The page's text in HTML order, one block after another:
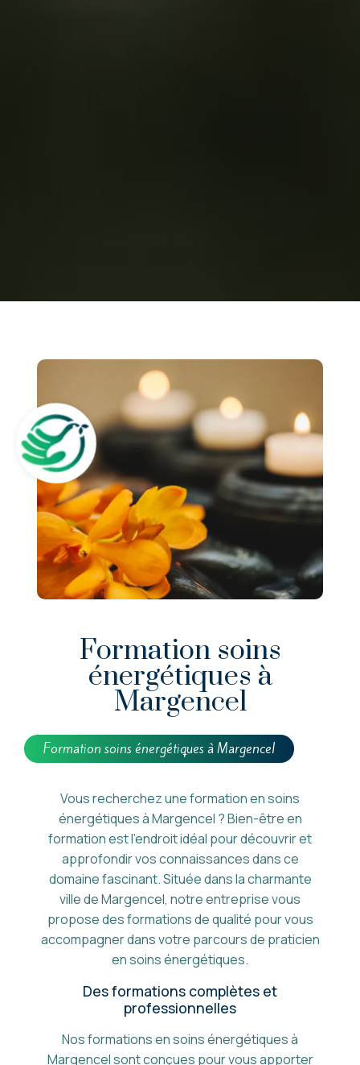
Formation soins
énergétiques à
Margencel
Formation soins énergétiques à Margencel
Vous recherchez une formation en soins
énergétiques à Margencel ? Bien-être en
formation est l'endroit idéal pour découvrir et
approfondir vos connaissances dans ce
domaine fascinant. Située dans la charmante
ville de Margencel, notre entreprise vous
propose des formations de qualité pour vous
accompagner dans votre parcours de praticien
en soins énergétiques.
Des formations complètes et
professionnelles
Nos formations en soins énergétiques à
Margencel sont conçues pour vous apporter